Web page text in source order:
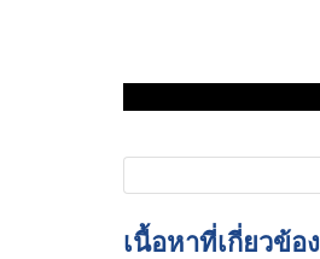
เนื้อหาที่เกี่ยวข้อง